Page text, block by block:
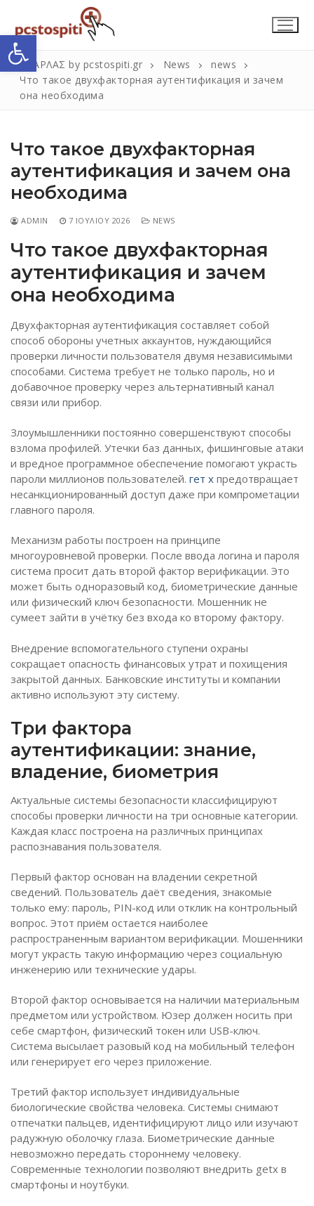
Ανοίξτε τη γραμμή εργαλείων
περιεχόμενο
για:
Η Εταιρεία
Επικοινωνία
ΣΚΑΡΛΑΣ by pcstospiti.gr News
news
Что такое двухфакторная аутентификация и зачем
она необходима
Что такое двухфакторная
аутентификация и зачем она
необходима
ADMIN 7 ΙΟΥΛΊΟΥ 2026 NEWS
Что такое двухфакторная
аутентификация и зачем
она необходима
Двухфакторная аутентификация составляет собой
способ обороны учетных аккаунтов, нуждающийся
проверки личности пользователя двумя независимыми
способами. Система требует не только пароль, но и
добавочное проверку через альтернативный канал
связи или прибор.
Злоумышленники постоянно совершенствуют способы
взлома профилей. Утечки баз данных, фишинговые атаки
и вредное программное обеспечение помогают украсть
пароли миллионов пользователей. гет х предотвращает
несанкционированный доступ даже при компрометации
главного пароля.
Механизм работы построен на принципе
многоуровневой проверки. После ввода логина и пароля
система просит дать второй фактор верификации. Это
может быть одноразовый код, биометрические данные
или физический ключ безопасности. Мошенник не
сумеет зайти в учётку без входа ко второму фактору.
Внедрение вспомогательного ступени охраны
сокращает опасность финансовых утрат и похищения
закрытой данных. Банковские институты и компании
активно используют эту систему.
Три фактора
аутентификации: знание,
владение, биометрия
Актуальные системы безопасности классифицируют
способы проверки личности на три основные категории.
Каждая класс построена на различных принципах
распознавания пользователя.
Первый фактор основан на владении секретной
сведений. Пользователь даёт сведения, знакомые
только ему: пароль, PIN-код или отклик на контрольный
вопрос. Этот приём остается наиболее
распространенным вариантом верификации. Мошенники
могут украсть такую информацию через социальную
инженерию или технические удары.
Второй фактор основывается на наличии материальным
предметом или устройством. Юзер должен носить при
себе смартфон, физический токен или USB-ключ.
Система высылает разовый код на мобильный телефон
или генерирует его через приложение.
Третий фактор использует индивидуальные
биологические свойства человека. Системы снимают
отпечатки пальцев, идентифицируют лицо или изучают
радужную оболочку глаза. Биометрические данные
невозможно передать стороннему человеку.
Современные технологии позволяют внедрить getx в
смартфоны и ноутбуки.